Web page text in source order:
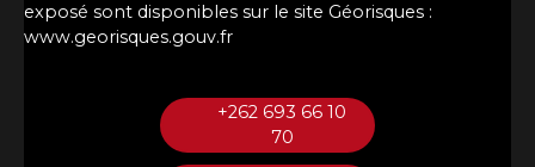
exposé sont disponibles sur le site Géorisques :
www.georisques.gouv.fr
+262 693 66 10
70